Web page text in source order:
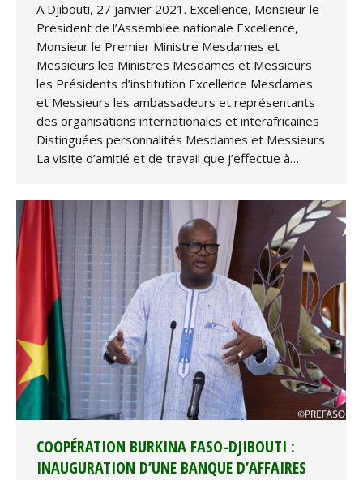
A Djibouti, 27 janvier 2021. Excellence, Monsieur le
Président de l’Assemblée nationale Excellence,
Monsieur le Premier Ministre Mesdames et
Messieurs les Ministres Mesdames et Messieurs
les Présidents d’institution Excellence Mesdames
et Messieurs les ambassadeurs et représentants
des organisations internationales et interafricaines
Distinguées personnalités Mesdames et Messieurs
La visite d’amitié et de travail que j’effectue à…
COOPÉRATION BURKINA FASO-DJIBOUTI :
INAUGURATION D’UNE BANQUE D’AFFAIRES